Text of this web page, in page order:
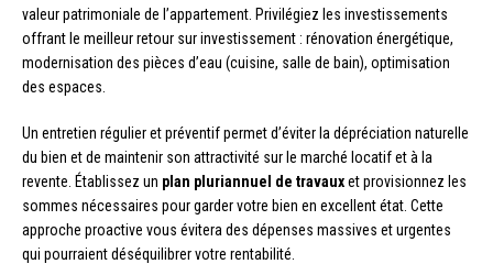
valeur patrimoniale de l’appartement. Privilégiez les investissements
offrant le meilleur retour sur investissement : rénovation énergétique,
modernisation des pièces d’eau (cuisine, salle de bain), optimisation
des espaces.
Un entretien régulier et préventif permet d’éviter la dépréciation naturelle
du bien et de maintenir son attractivité sur le marché locatif et à la
revente. Établissez un plan pluriannuel de travauxet provisionnez les
sommes nécessaires pour garder votre bien en excellent état. Cette
approche proactive vous évitera des dépenses massives et urgentes
qui pourraient déséquilibrer votre rentabilité.